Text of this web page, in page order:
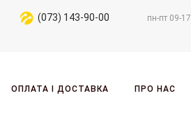
пн-пт 09-17
(073) 143-90-00
ОПЛАТА І ДОСТАВКА ПРО НАС